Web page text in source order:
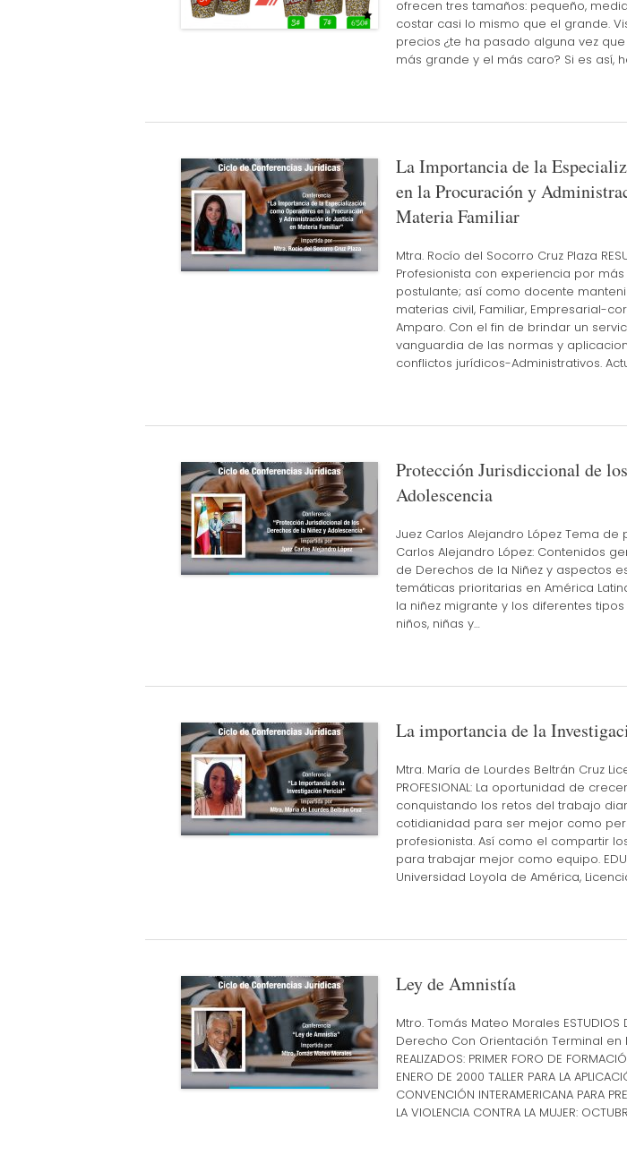
ofrecen tres tamaños: pequeño,
costar casi lo mismo que el grande.
precios ¿te ha pasado alguna vez
más grande y el más caro? Si es así,
La Importancia de la
en la Procuración y
Materia Familiar
Mtra. Rocío del Socorro Cruz Plaza
Profesionista con experiencia por
postulante; así como docente
materias civil, Familiar, Empresarial-
Amparo. Con el fin de brindar un
vanguardia de las normas y
conflictos jurídicos-Administrativos.
Protección Jurisdiccional de
Adolescencia
Juez Carlos Alejandro López Tema
Carlos Alejandro López: Contenidos
de Derechos de la Niñez y aspectos
temáticas prioritarias en América
la niñez migrante y los diferentes
niños, niñas y…
La importancia de la
Mtra. María de Lourdes Beltrán Cruz
PROFESIONAL: La oportunidad de
conquistando los retos del trabajo
cotidianidad para ser mejor como
profesionista. Así como el compartir
para trabajar mejor como equipo.
Universidad Loyola de América,
Ley de Amnistía
Mtro. Tomás Mateo Morales ESTUDIOS
Derecho Con Orientación Terminal en
REALIZADOS: PRIMER FORO DE
ENERO DE 2000 TALLER PARA LA
CONVENCIÓN INTERAMERICANA PARA
LA VIOLENCIA CONTRA LA MUJER: